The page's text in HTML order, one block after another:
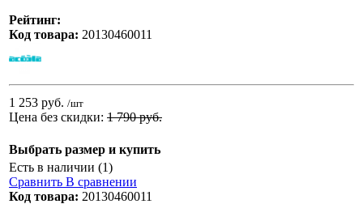
Рейтинг:
Код товара: 20130460011
1 253 руб. /шт
Цена без скидки: 1 790 руб.
Выбрать размер и купить
Есть в наличии (1)
Сравнить В сравнении
Код товара: 20130460011